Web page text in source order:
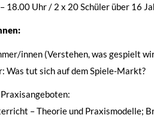
18.00 Uhr / 2 x 20 Schüler über 16
innen (Verstehen, was gespielt
Was tut sich auf dem Spiele-Markt?
– Theorie und Praxismodelle;